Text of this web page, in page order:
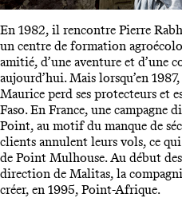
En 1982, il rencontre Pierre
un centre de formation
amitié, d’une aventure et d’une
aujourd’hui. Mais lorsqu’en
Maurice perd ses protecteurs et
Faso. En France, une campagne
Point, au motif du manque de
clients annulent leurs vols, ce
de Point Mulhouse. Au début
direction de Malitas, la
créer, en 1995, Point-Afrique.